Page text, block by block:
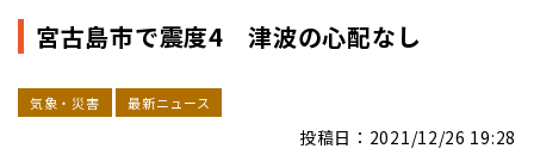
宮古島市で震度4 津波の心配なし
気象・災害 最新ニュース
投稿日：2021/12/26 19:28